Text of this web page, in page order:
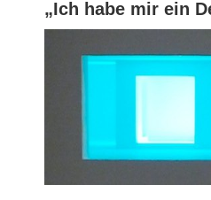
„Ich habe mir ein